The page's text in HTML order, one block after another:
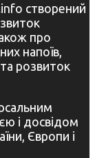
створений
про
напоїв,
розвиток
і досвідом
Європи і